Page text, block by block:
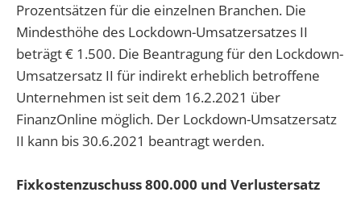
Prozentsätzen für die einzelnen Branchen. Die
Mindesthöhe des Lockdown-Umsatzersatzes II
beträgt € 1.500. Die Beantragung für den Lockdown-
Umsatzersatz II für indirekt erheblich betroffene
Unternehmen ist seit dem 16.2.2021 über
FinanzOnline möglich. Der Lockdown-Umsatzersatz
II kann bis 30.6.2021 beantragt werden.
Fixkostenzuschuss 800.000 und Verlustersatz